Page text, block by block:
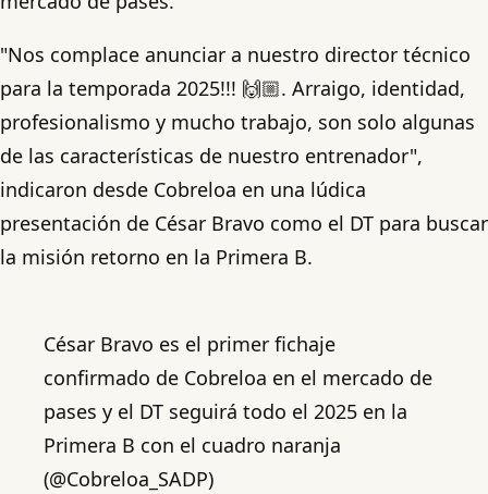
"Nos complace anunciar a nuestro director técnico
para la temporada 2025!!! 🙌🏼. Arraigo, identidad,
profesionalismo y mucho trabajo, son solo algunas
de las características de nuestro entrenador",
indicaron desde Cobreloa en una lúdica
presentación de César Bravo como el DT para buscar
la misión retorno en la Primera B.
César Bravo es el primer fichaje
confirmado de Cobreloa en el mercado de
pases y el DT seguirá todo el 2025 en la
Primera B con el cuadro naranja
(@Cobreloa_SADP)